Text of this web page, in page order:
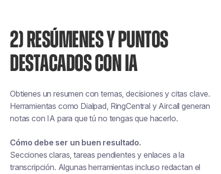
2) RESÚMENES Y PUNTOS
DESTACADOS CON IA
Obtienes un resumen con temas, decisiones y citas clave.
Herramientas como Dialpad, RingCentral y Aircall generan
notas con IA para que tú no tengas que hacerlo.
Cómo debe ser un buen resultado.
Secciones claras, tareas pendientes y enlaces a la
transcripción. Algunas herramientas incluso redactan el